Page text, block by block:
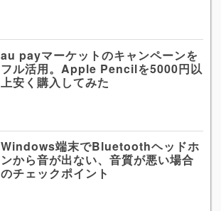
au payマーケットのキャンペーンを
フル活用。Apple Pencilを5000円以
上安く購入してみた
Windows端末でBluetoothヘッドホ
ンから音が出ない、音質が悪い場合
のチェックポイント